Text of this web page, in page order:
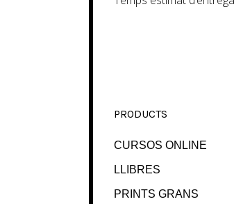
PRODUCTS
CURSOS ONLINE
LLIBRES
PRINTS GRANS